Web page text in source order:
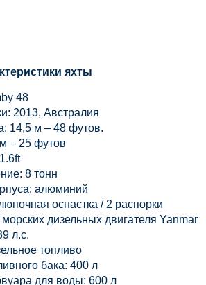
яхты
48
2013, Австралия
14,5 м – 48 футов.
– 25 футов
8 тонн
алюминий
оснастка / 2 распорки
дизельных двигателя Yanmar
л.с.
топливо
бака: 400 л
для воды: 600 л